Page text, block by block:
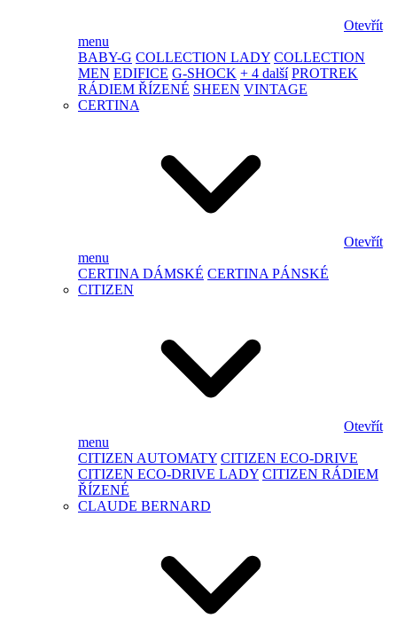
Otevřít
menu
BABY-G COLLECTION LADY COLLECTION
MEN EDIFICE G-SHOCK + 4 další PROTREK
RÁDIEM ŘÍZENÉ SHEEN VINTAGE
CERTINA
Otevřít
menu
CERTINA DÁMSKÉ CERTINA PÁNSKÉ
CITIZEN
Otevřít
menu
CITIZEN AUTOMATY CITIZEN ECO-DRIVE
CITIZEN ECO-DRIVE LADY CITIZEN RÁDIEM
ŘÍZENÉ
CLAUDE BERNARD